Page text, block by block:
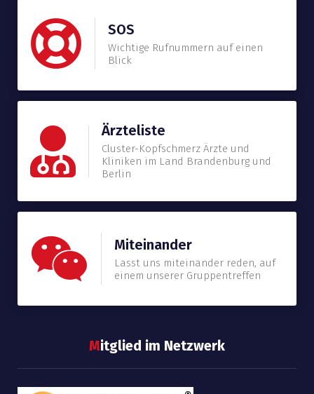
SOS
Wichtige Rufnummern auf einen
Blick
Ärzteliste
Cluster-Kopfschmerz Ärzte und
Kliniken im Land Brandenburg und
Berlin
Miteinander
Lasst uns miteinander reden, auf
einem unserer Gruppentreffen
Mitglied im Netzwerk